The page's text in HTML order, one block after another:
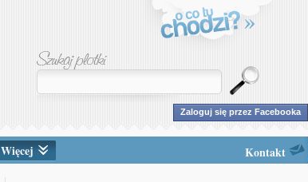
Zaloguj się przez Facebooka
Więcej Kontakt